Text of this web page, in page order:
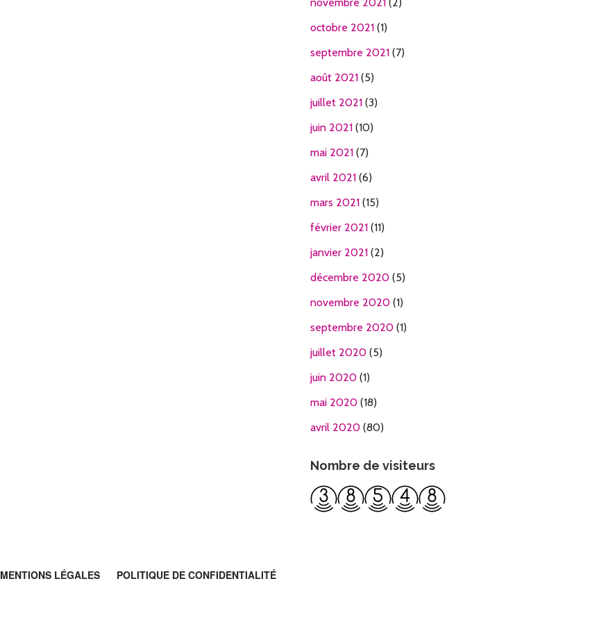
octobre 2021(1)
septembre 2021(7)
août 2021(5)
juillet 2021(3)
juin 2021(10)
mai 2021(7)
avril 2021(6)
mars 2021(15)
février 2021(11)
janvier 2021(2)
décembre 2020(5)
novembre 2020(1)
septembre 2020(1)
juillet 2020(5)
juin 2020(1)
mai 2020(18)
avril 2020(80)
Nombre de visiteurs
MENTIONS LÉGALES POLITIQUE DE CONFIDENTIALITÉ